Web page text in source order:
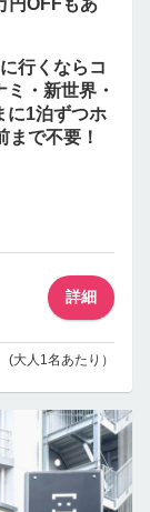
行くならコ
・新世界・
に1泊ずつホ
で不要！
詳細
(大人1名あたり）